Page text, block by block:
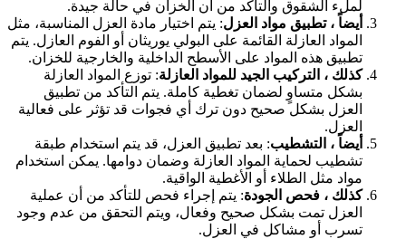
لملء الشقوق والتأكد من أن الخزان في حالة جيدة.
أيضاً ، تطبيق مواد العزل: يتم اختيار مادة العزل المناسبة، مثل
المواد العازلة القائمة على البولي يوريثان أو الفوم العازل. يتم
تطبيق هذه المواد على الأسطح الداخلية والخارجية للخزان.
كذلك ، التركيب الجيد للمواد العازلة: توزع المواد العازلة
بشكل متساوٍ لضمان تغطية كاملة. يتم التأكد من تطبيق
العزل بشكل صحيح دون ترك أي فجوات قد تؤثر على فعالية
العزل.
أيضاً ، التشطيب: بعد تطبيق العزل، قد يتم استخدام طبقة
تشطيب لحماية المواد العازلة وضمان دوامها. يمكن استخدام
مواد مثل الطلاء أو الأغطية الواقية.
كذلك ، فحص الجودة: يتم إجراء فحص للتأكد من أن عملية
العزل تمت بشكل صحيح وفعال، ويتم التحقق من عدم وجود
تسرب أو مشاكل في العزل.